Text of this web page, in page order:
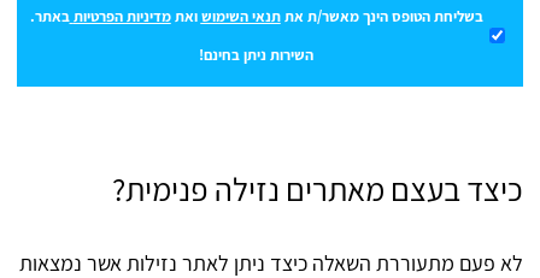
בשליחת הטופס הינך מאשר/ת אתתנאי השימושואתמדיניות הפרטיות באתר.
השירות ניתן בחינם!
כיצד בעצם מאתרים נזילה פנימית?
לא פעם מתעוררת השאלה כיצד ניתן לאתר נזילות אשר נמצאות